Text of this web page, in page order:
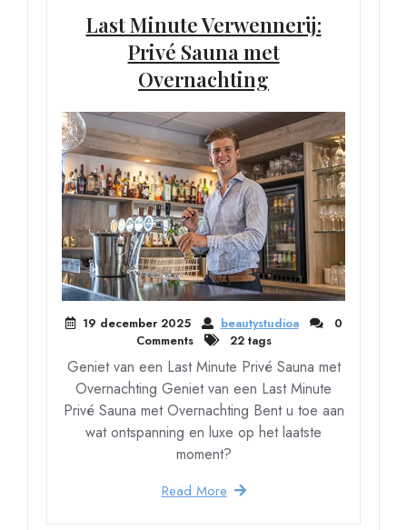
Last Minute Verwennerij:
Privé Sauna met
Overnachting
19 december 2025 beautystudioa
0
Comments
22 tags
Geniet van een Last Minute Privé Sauna met
Overnachting Geniet van een Last Minute
Privé Sauna met Overnachting Bent u toe aan
wat ontspanning en luxe op het laatste
moment?
Read More